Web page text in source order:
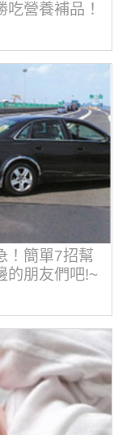
營養補品！
！簡單7招幫
的朋友們吧!~